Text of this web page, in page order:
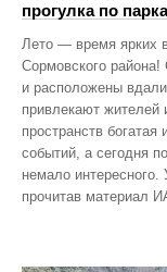
прогулка по
Лето — время ярких
Сормовского района!
и расположены
привлекают жителей
пространств
событий, а сегодня
немало
прочитав материал